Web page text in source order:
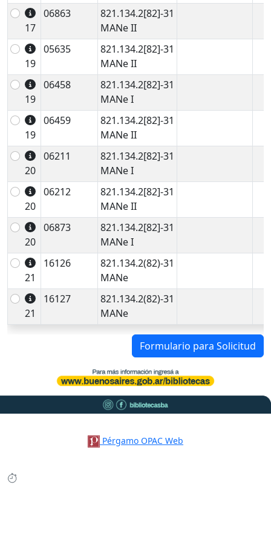
17
06863
821.134.2[82]-31
MANe II
19
05635
821.134.2[82]-31
MANe II
19
06458
821.134.2[82]-31
MANe I
19
06459
821.134.2[82]-31
MANe II
20
06211
821.134.2[82]-31
MANe I
20
06212
821.134.2[82]-31
MANe II
20
06873
821.134.2[82]-31
MANe I
21
16126
821.134.2(82)-31
MANe
21
16127
821.134.2(82)-31
MANe
Formulario para Solicitud
Pérgamo OPAC Web